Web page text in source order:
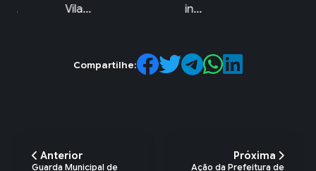
Vila...
Compartilhe:
Anterior
Guarda Municipal de
Próxima
Ação da Prefeitura de